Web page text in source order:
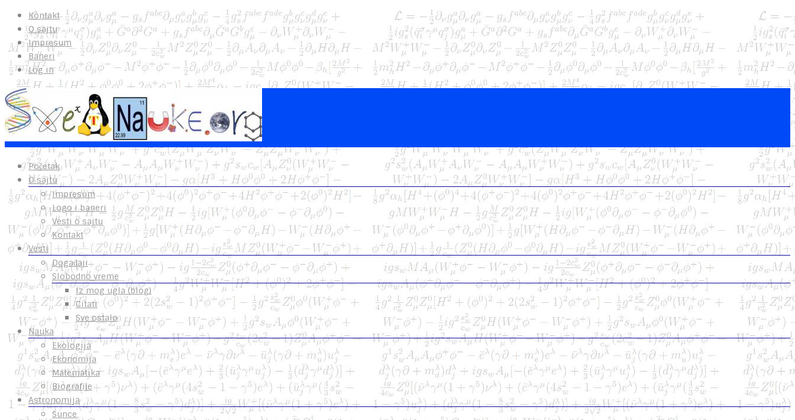
Kontakt
O sajtu
Impresum
Baneri
Log in
Početak
O sajtu
Impresum
Logo i baneri
Vesti o sajtu
Kontakt
Vesti
Događaji
Slobodno vreme
Iz mog ugla (blog)
Citati
Sve ostalo
Nauka
Ekologija
Ekonomija
Matematika
Biografije
Astronomija
Sunce